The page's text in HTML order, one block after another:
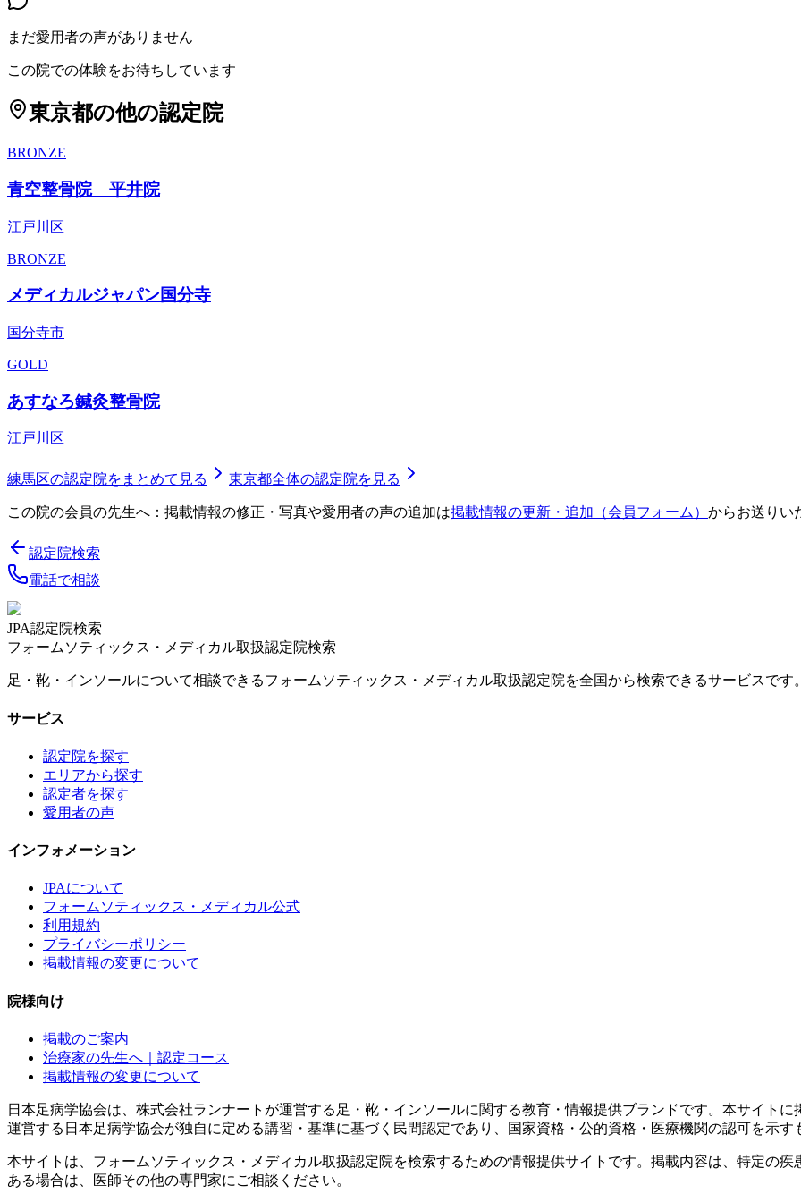
まだ愛用者の声がありません
この院での体験をお待ちしています
東京都の他の認定院
BRONZE
青空整骨院 平井院
江戸川区
BRONZE
メディカルジャパン国分寺
国分寺市
GOLD
あすなろ鍼灸整骨院
江戸川区
練馬区の認定院をまとめて見る 東京都全体の認定院を見る
この院の会員の先生へ：掲載情報の修正・写真や愛用者の声の追加は掲載情報の更新・追加（会員フォーム） からお送りい
認定院検索
電話で相談
JPA認定院検索
フォームソティックス・メディカル取扱認定院検索
足・靴・インソールについて相談できるフォームソティックス・メディカル取扱認定院を全国から検索できるサービスです。
サービス
認定院を探す
エリアから探す
認定者を探す
愛用者の声
インフォメーション
JPAについて
フォームソティックス・メディカル公式
利用規約
プライバシーポリシー
掲載情報の変更について
院様向け
掲載のご案内
治療家の先生へ｜認定コース
掲載情報の変更について
日本足病学協会は、株式会社ランナートが運営する足・靴・インソールに関する教育・情報提供ブランドです。本サイト
運営する日本足病学協会が独自に定める講習・基準に基づく民間認定であり、国家資格・公的資格・医療機関の認可を示す
本サイトは、フォームソティックス・メディカル取扱認定院を検索するための情報提供サイトです。掲載内容は、特定の
ある場合は、医師その他の専門家にご相談ください。